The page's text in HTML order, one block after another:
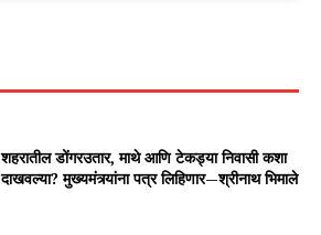
शहरातील डोंगरउतार, माथे आणि टेकड्या निवासी कशा
दाखवल्या? मुख्यमंत्र्यांना पत्र लिहिणार—श्रीनाथ भिमाले